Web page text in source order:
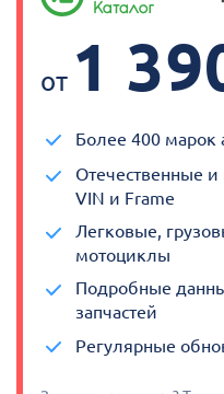
от 1
Более 400 марок
Отечественные
VIN и Frame
Легковые,
мотоциклы
Подробные
запчастей
Регулярные